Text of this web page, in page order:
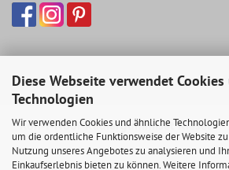
Diese Webseite verwendet
Technologien
Wir verwenden Cookies und ähnliche
um die ordentliche Funktionsweise der Website
Nutzung unseres Angebotes zu analysieren und
Einkaufserlebnis bieten zu können. Weitere
Koh-I-Noor Radiergummiset Kiesel